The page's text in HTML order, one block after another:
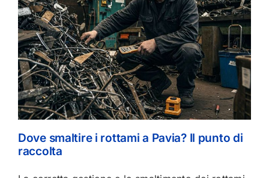
Dove smaltire i rottami a Pavia? Il punto di
raccolta